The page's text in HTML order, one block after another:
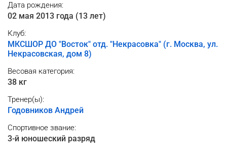
Дата рождения:
02 мая 2013 года (13 лет)
Клуб:
МКСШОР ДО "Восток" отд. "Некрасовка" (г. Москва, ул.
Некрасовская, дом 8)
Весовая категория:
38 кг
Тренер(ы):
Годовников Андрей
Спортивное звание:
3-й юношеский разряд